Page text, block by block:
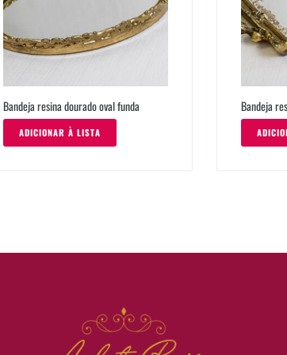
Bandeja resina dourado oval funda
ADICIONAR À LISTA
Bandeja